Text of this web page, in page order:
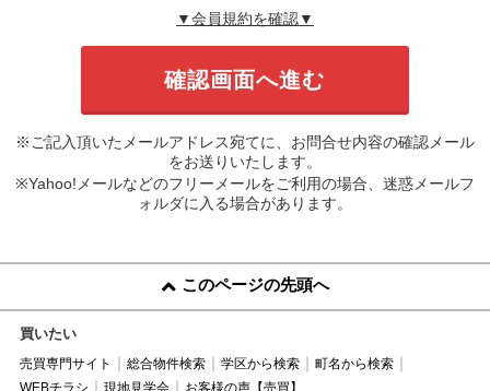
▼会員規約を確認▼
※ご記入頂いたメールアドレス宛てに、お問合せ内容の確認メール
をお送りいたします。
※Yahoo!メールなどのフリーメールをご利用の場合、迷惑メールフ
ォルダに入る場合があります。
このページの先頭へ
買いたい
売買専門サイト 総合物件検索 学区から検索
町名から検索
WEBチラシ
現地見学会 お客様の声【売買】